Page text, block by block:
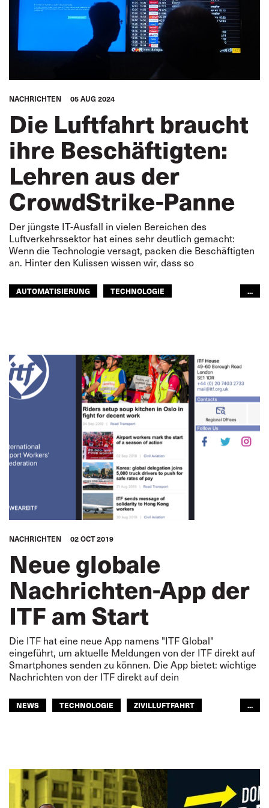
NACHRICHTEN 05 AUG 2024
Die Luftfahrt braucht
ihre Beschäftigten:
Lehren aus der
CrowdStrike-Panne
Der jüngste IT-Ausfall in vielen Bereichen des
Luftverkehrssektor hat eines sehr deutlich gemacht:
Wenn die Technologie versagt, packen die Beschäftigten
an. Hinter den Kulissen wissen wir, dass so
AUTOMATISIERUNG
TECHNOLOGIE
...
NACHRICHTEN 02 OCT 2019
Neue globale
Nachrichten-App der
ITF am Start
Die ITF hat eine neue App namens "ITF Global"
eingeführt, um aktuelle Meldungen von der ITF direkt auf
Smartphones senden zu können. Die App bietet: wichtige
Nachrichten von der ITF direkt auf dein
NEWS TECHNOLOGIE
ZIVILLUFTFAHRT
FREMDENVERKEHRSDIENSTE
ÖFFENTLICHER PERSONENNAHVERKEHR
EUROPA
...